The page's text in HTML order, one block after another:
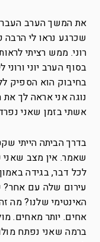
את המשך הערב
שכרגע נראו לי הרבה
רוני. ממש רציתי
בסוף הערב יוני ורוני
בחיבוק הוא הספיק
נוגה אני אראה לך
אשתי בזמן שאני
בדרך הביתה הייתי
שאמר. אין מצב
לכל דבר, בגידה
עירום שלה עם
האינטימי שלנו? מה
אחים. יותר מאחים.
ברמה שאני נפתח